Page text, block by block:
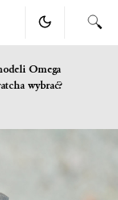
Omega
wybrać?